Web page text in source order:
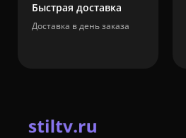
Быстрая доставка
Доставка в день заказа